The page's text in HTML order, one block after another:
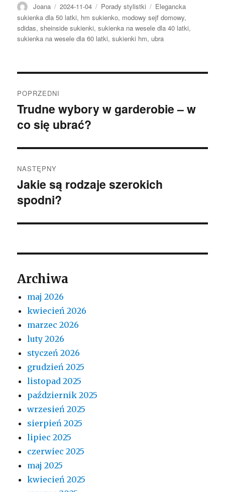
Autor
Joana Opublikowano
2024-11-04 Kategorie
Porady stylistki Tagi
Elegancka
sukienka dla 50 latki, hm sukienko, modowy sejf domowy,
sdidas,sheinside sukienki,sukienka na wesele dla 40 latki,
sukienka na wesele dla 60 latki,sukienki hm, ubra
wpisu
POPRZEDNI
Poprzedni
wpis:
Trudne wybory w garderobie – w
co się ubrać?
NASTĘPNY
Następny
wpis:
Jakie są rodzaje szerokich
spodni?
Archiwa
maj 2026
kwiecień 2026
marzec 2026
luty 2026
styczeń 2026
grudzień 2025
listopad 2025
październik 2025
wrzesień 2025
sierpień 2025
lipiec 2025
czerwiec 2025
maj 2025
kwiecień 2025